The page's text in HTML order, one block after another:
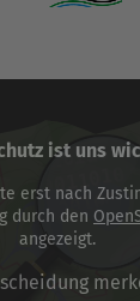
ist uns
erst nach
durch den
angezeigt.